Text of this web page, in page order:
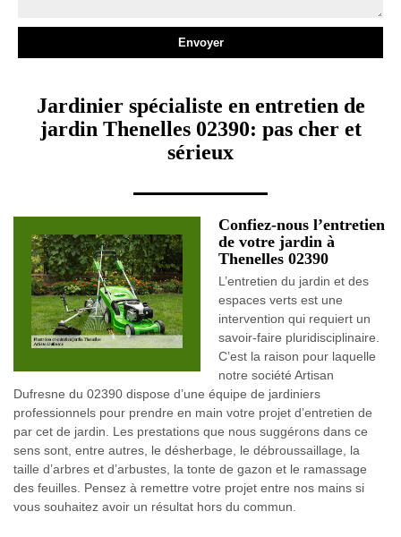
Jardinier spécialiste en entretien de
jardin Thenelles 02390: pas cher et
sérieux
Confiez-nous l’entretien
de votre jardin à
Thenelles 02390
L’entretien du jardin et des
espaces verts est une
intervention qui requiert un
savoir-faire pluridisciplinaire.
C’est la raison pour laquelle
notre société Artisan
Dufresne du 02390 dispose d’une équipe de jardiniers
professionnels pour prendre en main votre projet d’entretien de
par cet de jardin. Les prestations que nous suggérons dans ce
sens sont, entre autres, le désherbage, le débroussaillage, la
taille d’arbres et d’arbustes, la tonte de gazon et le ramassage
des feuilles. Pensez à remettre votre projet entre nos mains si
vous souhaitez avoir un résultat hors du commun.